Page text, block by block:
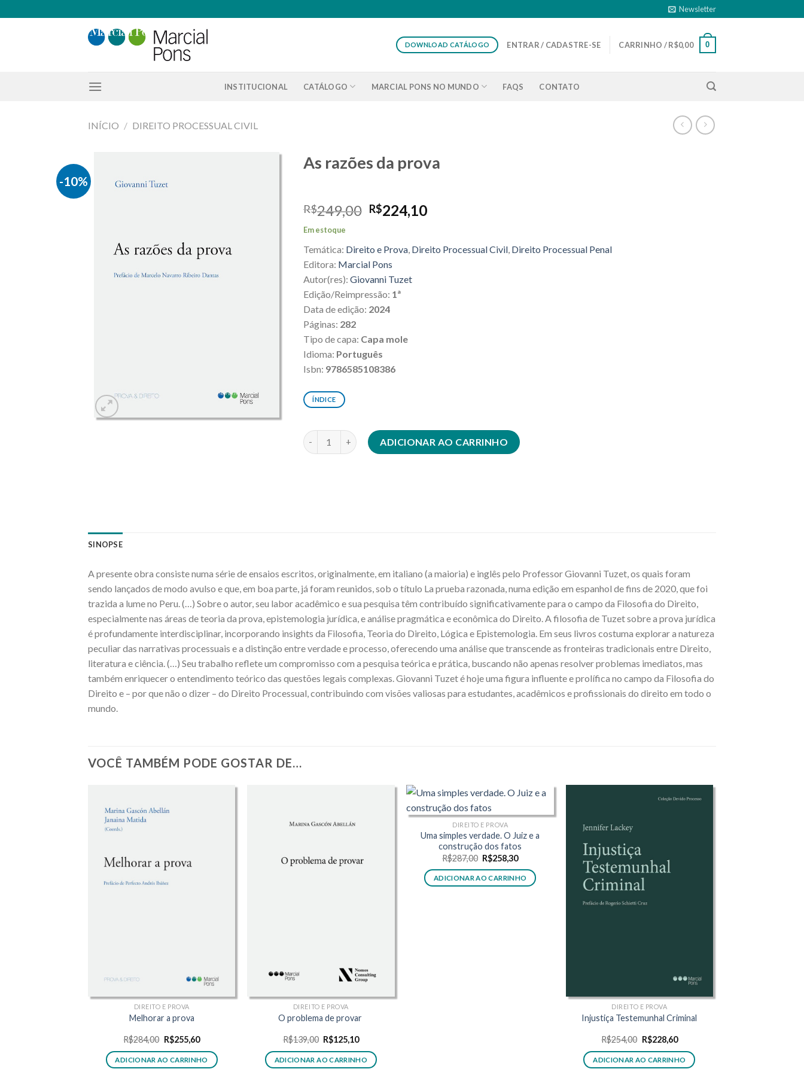
to
Newsletter
DOWNLOAD CATÁLOGO ENTRAR / CADASTRE-SE CARRINHO /R$0,00 0
INSTITUCIONAL CATÁLOGO MARCIAL PONS NO MUNDO FAQS CONTATO
INÍCIO / DIREITO PROCESSUAL CIVIL
-10%
As razões da prova
R$249,00 O
era:
R$249,00.
R$224,10O
é:
Em estoque
Temática: Direito e Prova, Direito Processual Civil, Direito Processual Penal
Editora: Marcial Pons
Autor(res): Giovanni Tuzet
Edição/Reimpressão: 1ª
Data de edição: 2024
Páginas: 282
Tipo de capa: Capa mole
Idioma: Português
Isbn: 9786585108386
ÍNDICE
As razões da prova quantidadeADICIONAR AO CARRINHO
SINOPSE
A presente obra consiste numa série de ensaios escritos, originalmente, em italiano (a maioria) e inglês pelo Professor Giovanni Tuzet, os quais foram
sendo lançados de modo avulso e que, em boa parte, já foram reunidos, sob o título La prueba razonada, numa edição em espanhol de fins de 2020, que foi
trazida a lume no Peru. (…) Sobre o autor, seu labor acadêmico e sua pesquisa têm contribuído significativamente para o campo da Filosofia do Direito,
especialmente nas áreas de teoria da prova, epistemologia jurídica, e análise pragmática e econômica do Direito. A filosofia de Tuzet sobre a prova jurídica
é profundamente interdisciplinar, incorporando insights da Filosofia, Teoria do Direito, Lógica e Epistemologia. Em seus livros costuma explorar a natureza
peculiar das narrativas processuais e a distinção entre verdade e processo, oferecendo uma análise que transcende as fronteiras tradicionais entre Direito,
literatura e ciência. (…) Seu trabalho reflete um compromisso com a pesquisa teórica e prática, buscando não apenas resolver problemas imediatos, mas
também enriquecer o entendimento teórico das questões legais complexas. Giovanni Tuzet é hoje uma figura influente e prolífica no campo da Filosofia do
Direito e – por que não o dizer – do Direito Processual, contribuindo com visões valiosas para estudantes, acadêmicos e profissionais do direito em todo o
mundo.
VOCÊ TAMBÉM PODE GOSTAR DE…
DIREITO E PROVA
Melhorar a prova
R$284,00 O
preço
original
era:
R$255,60O
atual
é:
ADICIONAR AO CARRINHO
DIREITO E PROVA
O problema de provar
R$139,00 O
preço
original
era:
R$125,10O
atual
é:
ADICIONAR AO CARRINHO
DIREITO E PROVA
Uma simples verdade. O Juiz e a
construção dos fatos
R$287,00 O
preço
original
era:
R$258,30O
atual
é:
ADICIONAR AO CARRINHO
DIREITO E PROVA
Injustiça Testemunhal Criminal
R$254,00 O
preço
original
era:
R$228,60O
atual
é:
ADICIONAR AO CARRINHO